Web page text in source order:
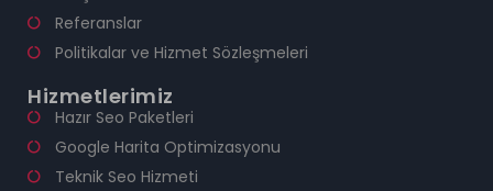
Referanslar
Politikalar ve Hizmet Sözleşmeleri
Hizmetlerimiz
Hazır Seo Paketleri
Google Harita Optimizasyonu
Teknik Seo Hizmeti